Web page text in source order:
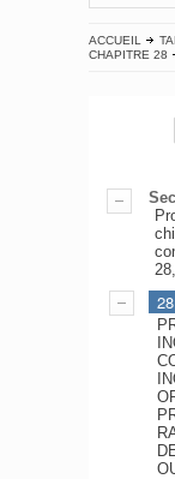
ACCUEIL
CHAPITRE 28
28